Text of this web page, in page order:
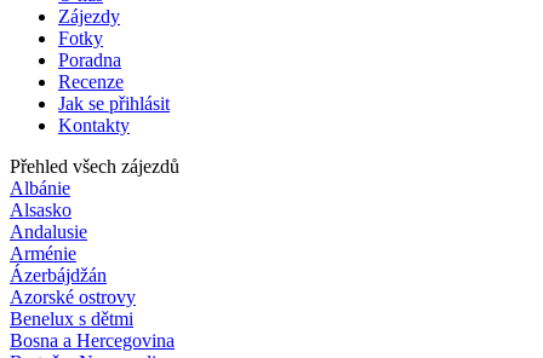
Zájezdy
Fotky
Poradna
Recenze
Jak se přihlásit
Kontakty
Přehled všech zájezdů
Albánie
Alsasko
Andalusie
Arménie
Ázerbájdžán
Azorské ostrovy
Benelux s dětmi
Bosna a Hercegovina